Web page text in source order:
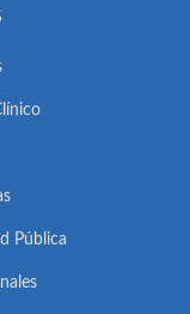
Pública